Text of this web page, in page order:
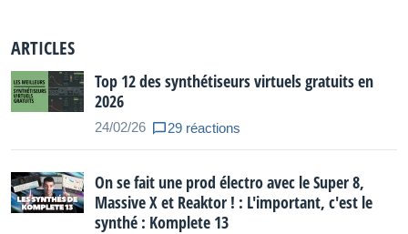
ARTICLES
Top 12 des synthétiseurs virtuels gratuits en
2026
24/02/26 29 réactions
On se fait une prod électro avec le Super 8,
Massive X et Reaktor ! : L'important, c'est le
synthé : Komplete 13